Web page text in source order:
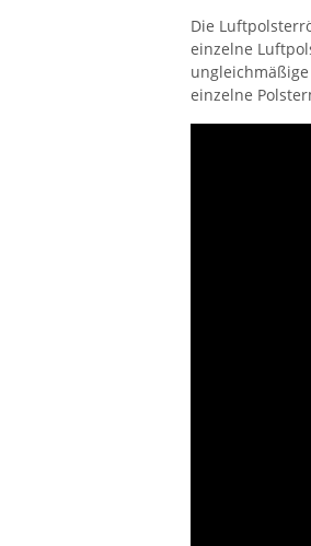
Die
einzelne
einzelne